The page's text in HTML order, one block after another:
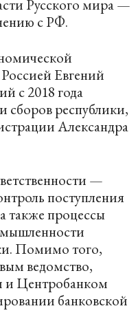
Русского мира —
с РФ.
Евгений
с 2018 года
сборов республики,
Александра
—
поступления
также процессы
Помимо того,
ведомство,
Центробанком
банковской